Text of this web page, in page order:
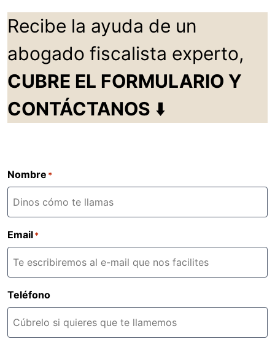
Recibe la ayuda de un
abogado fiscalista experto,
CUBRE EL FORMULARIO Y
CONTÁCTANOS ⬇️
Nombre *
Email*
Teléfono